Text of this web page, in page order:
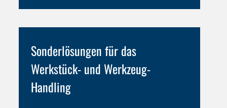
Sonderlösungenfür das
Werkstück- und Werkzeug-
Handling